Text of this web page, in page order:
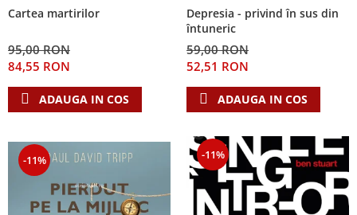
Cartea martirilor
95,00 RON
84,55 RON
ADAUGA IN COS
Depresia - privind în sus din
întuneric
59,00 RON
52,51 RON
ADAUGA IN COS
-11% -11%